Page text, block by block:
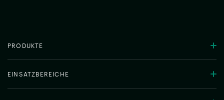
PRODUKTE
EINSATZBEREICHE